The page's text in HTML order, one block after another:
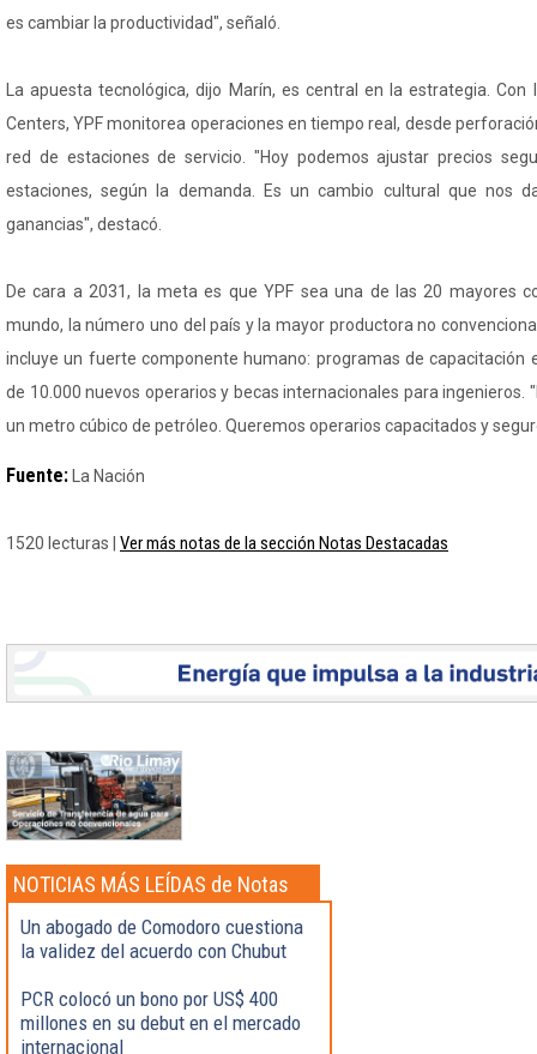
es cambiar la productividad", señaló.
La apuesta tecnológica, dijo Marín, es central en la estrategia. Con
Centers, YPF monitorea operaciones en tiempo real, desde
red de estaciones de servicio. "Hoy podemos ajustar precios
estaciones, según la demanda. Es un cambio cultural que nos
ganancias", destacó.
De cara a 2031, la meta es que YPF sea una de las 20 mayores
mundo, la número uno del país y la mayor productora no
incluye un fuerte componente humano: programas de capacitación
de 10.000 nuevos operarios y becas internacionales para ingenieros.
un metro cúbico de petróleo. Queremos operarios capacitados y
Fuente: La Nación
1520 lecturas | Ver más notas de la sección Notas Destacadas
NOTICIAS MÁS LEÍDAS de Notas
Destacadas
Un abogado de Comodoro cuestiona
la validez del acuerdo con Chubut
PCR colocó un bono por US$ 400
millones en su debut en el mercado
internacional